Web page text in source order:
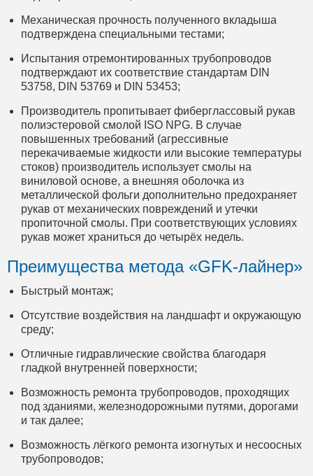
Механическая прочность полученного вкладыша
подтверждена специальными тестами;
Испытания отремонтированных трубопроводов
подтверждают их соответствие стандартам DIN
53758, DIN 53769 и DIN 53453;
Производитель пропитывает фиберглассовый рукав
полиэстеровой смолой ISO NPG. В случае
повышенных требований (агрессивные
перекачиваемые жидкости или высокие температуры
стоков) производитель использует смолы на
виниловой основе, а внешняя оболочка из
металлической фольги дополнительно предохраняет
рукав от механических повреждений и утечки
пропиточной смолы. При соответствующих условиях
рукав может храниться до четырёх недель.
Преимущества метода «GFK-лайнер»
Быстрый монтаж;
Отсутствие воздействия на ландшафт и окружающую
среду;
Отличные гидравлические свойства благодаря
гладкой внутренней поверхности;
Возможность ремонта трубопроводов, проходящих
под зданиями, железнодорожными путями, дорогами
и так далее;
Возможность лёгкого ремонта изогнутых и несоосных
трубопроводов;